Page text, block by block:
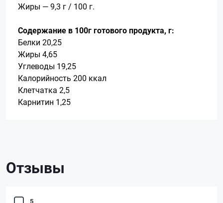
Жиры — 9,3 г / 100 г.
Содержание в 100г готового продукта, г:
Белки 20,25
Жиры 4,65
Углеводы 19,25
Калорийность 200 ккал
Клетчатка 2,5
Карнитин 1,25
Отзывы
5